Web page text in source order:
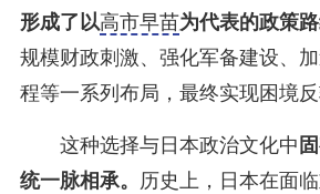
形成了以高市早苗为代表的政策路
规模财政刺激、强化军备建设、
程等一系列布局，最终实现困境反
这种选择与日本政治文化中
统一脉相承。
历史上，日本在面